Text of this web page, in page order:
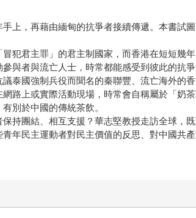
上，再藉由緬甸的抗爭者接續傳遞。本書試
犯君主罪」的君主制國家，而香港在短短幾
與者與流亡人士，時常都能感受到彼此的抗爭
泰國強制兵役而聞名的秦聯豐、流亡海外的
路上或實際活動現場，時常會自稱屬於「奶
別於中國的傳統茶飲。
持團結、相互支援？華志堅教授走訪全球，
年民主運動者對民主價值的反思、對中國共